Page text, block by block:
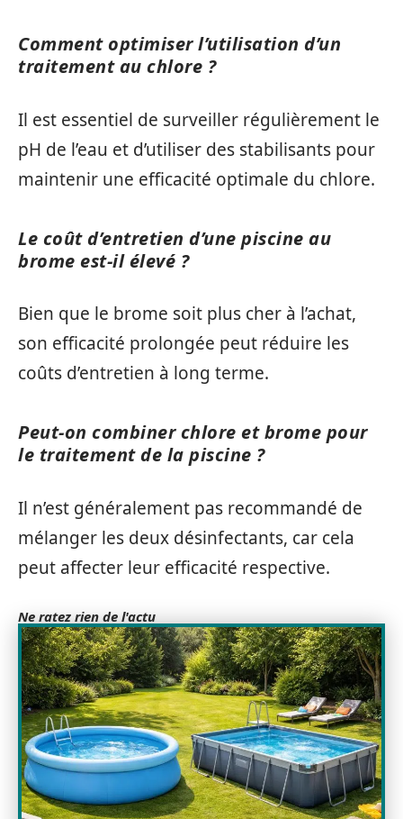
Comment optimiser l’utilisation d’un
traitement au chlore ?
Il est essentiel de surveiller régulièrement le
pH de l’eau et d’utiliser des stabilisants pour
maintenir une efficacité optimale du chlore.
Le coût d’entretien d’une piscine au
brome est-il élevé ?
Bien que le brome soit plus cher à l’achat,
son efficacité prolongée peut réduire les
coûts d’entretien à long terme.
Peut-on combiner chlore et brome pour
le traitement de la piscine ?
Il n’est généralement pas recommandé de
mélanger les deux désinfectants, car cela
peut affecter leur efficacité respective.
Ne ratez rien de l'actu